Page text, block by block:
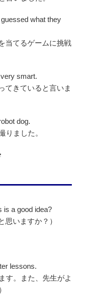
what they
当てるゲームに挑戦
smart.
てきていると言いま
dog.
りました。
is a good idea?
思いますか？）
lessons.
す。また、先生がよ